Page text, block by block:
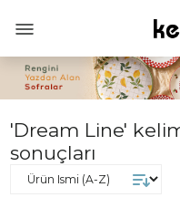
'Dream Line'
sonuçları